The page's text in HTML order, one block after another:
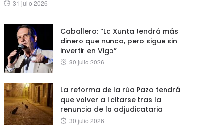
Posted
31 julio 2026
Caballero: “La Xunta tendrá más
dinero que nunca, pero sigue sin
invertir en Vigo”
Posted
30 julio 2026
La reforma de la rúa Pazo tendrá
que volver a licitarse tras la
renuncia de la adjudicataria
Posted
30 julio 2026